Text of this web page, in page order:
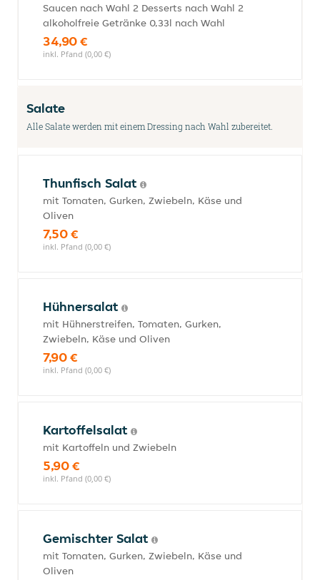
Saucen nach Wahl 2 Desserts nach Wahl 2
alkoholfreie Getränke 0,33l nach Wahl
34,90 €
inkl. Pfand (0,00 €)
Salate
Alle Salate werden mit einem Dressing nach Wahl zubereitet.
Thunfisch Salat
mit Tomaten, Gurken, Zwiebeln, Käse und
Oliven
7,50 €
inkl. Pfand (0,00 €)
Hühnersalat
mit Hühnerstreifen, Tomaten, Gurken,
Zwiebeln, Käse und Oliven
7,90 €
inkl. Pfand (0,00 €)
Kartoffelsalat
mit Kartoffeln und Zwiebeln
5,90 €
inkl. Pfand (0,00 €)
Gemischter Salat
mit Tomaten, Gurken, Zwiebeln, Käse und
Oliven